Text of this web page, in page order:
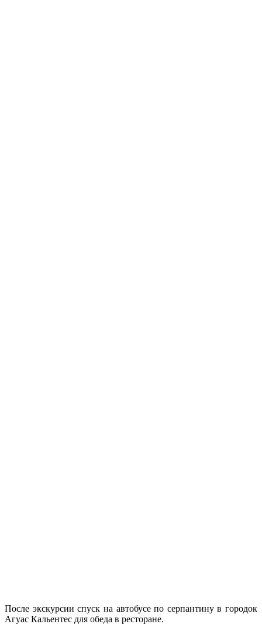
После экскурсии спуск на автобусе по серпантину в городок
Агуас Кальентес для обеда в ресторане.